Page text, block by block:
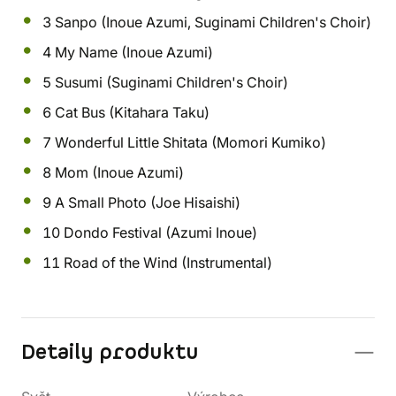
3 Sanpo (Inoue Azumi, Suginami Children's Choir)
4 My Name (Inoue Azumi)
5 Susumi (Suginami Children's Choir)
6 Cat Bus (Kitahara Taku)
7 Wonderful Little Shitata (Momori Kumiko)
8 Mom (Inoue Azumi)
9 A Small Photo (Joe Hisaishi)
10 Dondo Festival (Azumi Inoue)
11 Road of the Wind (Instrumental)
Detaily produktu